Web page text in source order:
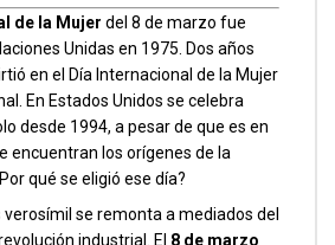
de la Mujer del 8 de marzo fue
Unidas en 1975. Dos años
en el Día Internacional de la Mujer
En Estados Unidos se celebra
desde 1994, a pesar de que es en
encuentran los orígenes de la
qué se eligió ese día?
verosímil se remonta a mediados del
industrial. El 8 de marzo